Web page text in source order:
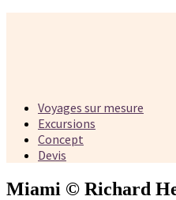
Voyages sur mesure
Excursions
Concept
Devis
Miami © Richard